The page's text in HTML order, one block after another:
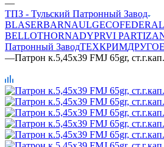
—
ТПЗ - Тульский Патронный Завод
BLASERBARNAULGEСOFEDERAL
BELLOTHORNADYPRVI
Патронный ЗаводТЕХКРИМДРУГОЕ
—Патрон к.5,45х39 FMJ 65gr,